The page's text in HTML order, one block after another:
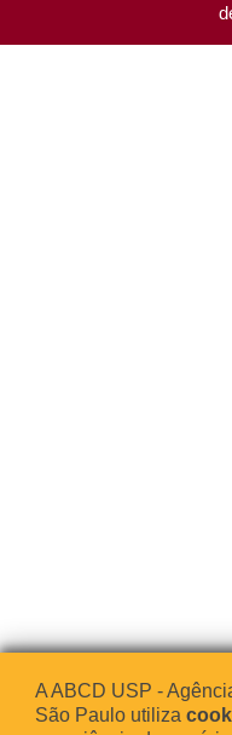
A ABCD USP -
São Paulo utiliza